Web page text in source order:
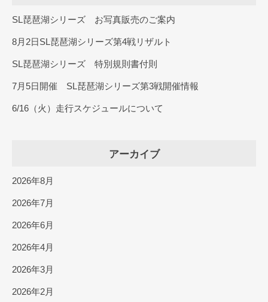
SL琵琶湖シリーズ お写真販売のご案内
8月2日SL琵琶湖シリーズ第4戦リザルト
SL琵琶湖シリーズ 特別規則書付則
7月5日開催 SL琵琶湖シリーズ第3戦開催情報
6/16（火）走行スケジュールについて
アーカイブ
2026年8月
2026年7月
2026年6月
2026年4月
2026年3月
2026年2月